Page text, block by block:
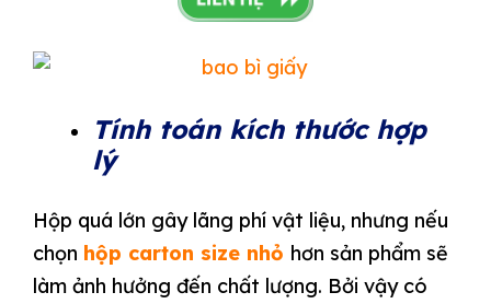
Tính toán kích thước hợp
lý
Hộp quá lớn gây lãng phí vật liệu, nhưng nếu
chọn hộp carton size nhỏ hơn sản phẩm sẽ
làm ảnh hưởng đến chất lượng. Bởi vậy có